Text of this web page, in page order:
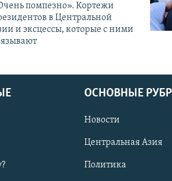
помпезно». Кортежи
в Центральной
и эксцессы, которые с ними
ОСНОВНЫЕ
Новости
Центральная Азия
Политика